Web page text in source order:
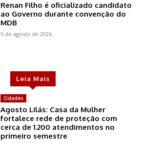
Renan Filho é oficializado candidato
ao Governo durante convenção do
MDB
5 de agosto de 2026
Leia Mais
Cidades
Agosto Lilás: Casa da Mulher
fortalece rede de proteção com
cerca de 1.200 atendimentos no
primeiro semestre